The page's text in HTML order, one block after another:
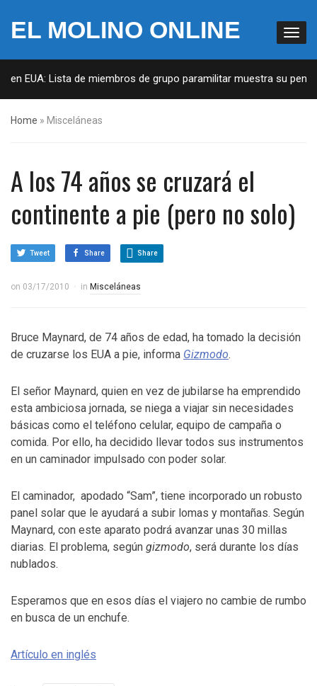
EL MOLINO ONLINE
EUA: Lista de miembros de grupo paramilitar muestra su
Home » Misceláneas
A los 74 años se cruzará el
continente a pie (pero no solo)
Tweet Share Share
on 03/17/2010 in Misceláneas
Bruce Maynard, de 74 años de edad, ha tomado la decisión
de cruzarse los EUA a pie, informa Gizmodo.
El señor Maynard, quien en vez de jubilarse ha emprendido
esta ambiciosa jornada, se niega a viajar sin necesidades
básicas como el teléfono celular, equipo de campaña o
comida. Por ello, ha decidido llevar todos sus instrumentos
en un caminador impulsado con poder solar.
El caminador, apodado “Sam”, tiene incorporado un robusto
panel solar que le ayudará a subir lomas y montañas. Según
Maynard, con este aparato podrá avanzar unas 30 millas
diarias. El problema, según gizmodo, será durante los días
nublados.
Esperamos que en esos días el viajero no cambie de rumbo
en busca de un enchufe.
Artículo en inglés